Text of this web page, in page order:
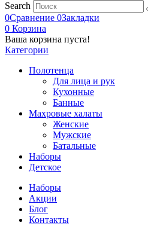
Search
0Сравнение 0Закладки
0 Корзина
Ваша корзина пуста!
Категории
Полотенца
Для лица и рук
Кухонные
Банные
Махровые халаты
Женские
Мужские
Батальные
Наборы
Детское
Наборы
Акции
Блог
Контакты